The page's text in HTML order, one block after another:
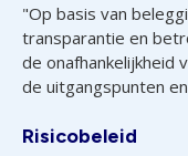
"Op basis van
transparantie en
de onafhankelijkheid
de uitgangspunten
Risicobeleid